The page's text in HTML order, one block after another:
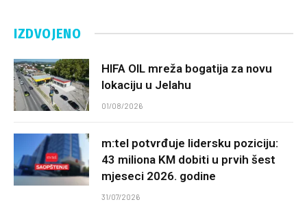
IZDVOJENO
HIFA OIL mreža bogatija za novu
lokaciju u Jelahu
01/08/2026
m:tel potvrđuje lidersku poziciju:
43 miliona KM dobiti u prvih šest
mjeseci 2026. godine
31/07/2026